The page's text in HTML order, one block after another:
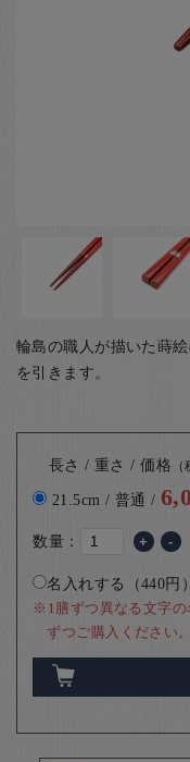
輪島の職人が描いた蒔
を引きます。
長さ / 重さ / 価格
21.5cm / 普通 /
数量： + -
名入れする（440円）
※1膳ずつ異なる文字の
ずつご購入ください。